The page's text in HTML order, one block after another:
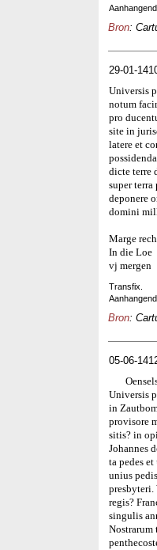
Bron:
29-01-
Universis
notum
pro
site in
latere et
dicte terre
super
deponere
domini
Marge
In die Loe
vj mergen
Transfix.
Bron:
05-06-
Universis
in
provisore
sitis? in
Johannes
ta pedes
unius
presbyteri.
regis?
singulis
Nostrarum